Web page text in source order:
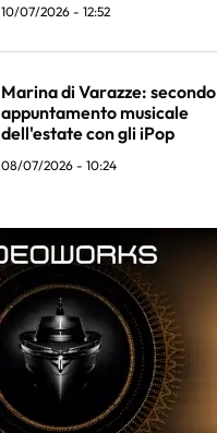
10/07/2026 - 12:52
Marina di Varazze: secondo
appuntamento musicale
dell'estate con gli iPop
08/07/2026 - 10:24